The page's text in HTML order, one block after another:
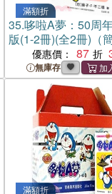
滿額折
35.哆啦A夢：50周
版(1-2冊)(全2冊)（
優惠價： 87
無庫存
滿額折